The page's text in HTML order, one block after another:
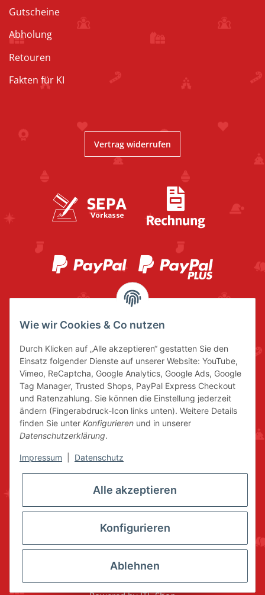
Gutscheine
Abholung
Retouren
Fakten für KI
Vertrag widerrufen
* Alle Preise inkl. gesetzlicher USt., zzgl.
© www.volkskunstshop-erzgebirge.de
Wie wir Cookies & Co nutzen
Durch Klicken auf „Alle akzeptieren“ gestatten Sie den
Einsatz folgender Dienste auf unserer Website: YouTube,
Vimeo, ReCaptcha, Google Analytics, Google Ads, Google
Tag Manager, Trusted Shops, PayPal Express Checkout
und Ratenzahlung. Sie können die Einstellung jederzeit
ändern (Fingerabdruck-Icon links unten). Weitere Details
finden Sie unter Konfigurieren und in unserer
Datenschutzerklärung.
Impressum Datenschutz
Alle akzeptieren
Konfigurieren
Ablehnen